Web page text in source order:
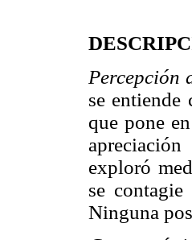
Percepción
se
que pone
exploró
se
Ninguna